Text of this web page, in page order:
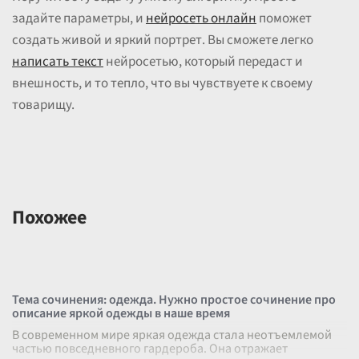
задайте параметры, инейросеть онлайнпоможет
создать живой и яркий портрет. Вы сможете легко
написать текстнейросетью, который передаст и
внешность, и то тепло, что вы чувствуете к своему
товарищу.
Похожее
Тема сочинения: одежда. Нужно простое сочинение про
описание яркой одежды в наше время
В современном мире яркая одежда стала неотъемлемой
частью повседневного гардероба. Она отражает